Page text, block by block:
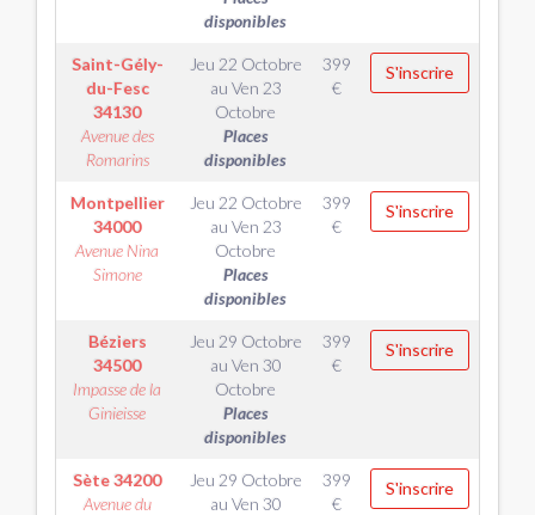
disponibles
Saint-Gély-
du-Fesc
34130
Avenue des
Romarins
Jeu 22 Octobre
au Ven 23
Octobre
Places
disponibles
399
€
S'inscrire
Montpellier
34000
Avenue Nina
Simone
Jeu 22 Octobre
au Ven 23
Octobre
Places
disponibles
399
€
S'inscrire
Béziers
34500
Impasse de la
Ginieisse
Jeu 29 Octobre
au Ven 30
Octobre
Places
disponibles
399
€
S'inscrire
Sète34200
Avenue du
Jeu 29 Octobre
au Ven 30
399
€
S'inscrire